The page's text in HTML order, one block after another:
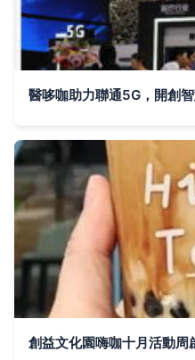
醫哆咖助力聯通5G，開創
創益文化園嗨咖十月活動